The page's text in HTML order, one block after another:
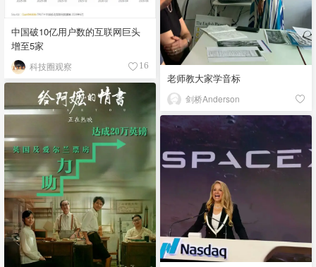
老师教大家学音标
剑桥Anderson
中国破10亿用户数的互联网巨头
增至5家
科技圈观察 16